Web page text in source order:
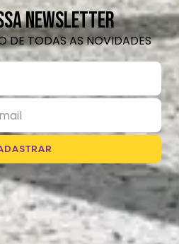
NEWSLETTER
DE TODAS AS NOVIDADES